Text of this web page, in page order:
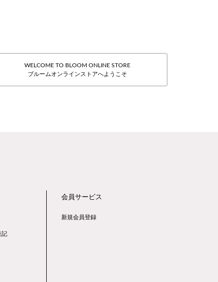
WELCOME TO BLOOM ONLINE STORE
ブルームオンラインストアへようこそ
記
会員サービス
新規会員登録